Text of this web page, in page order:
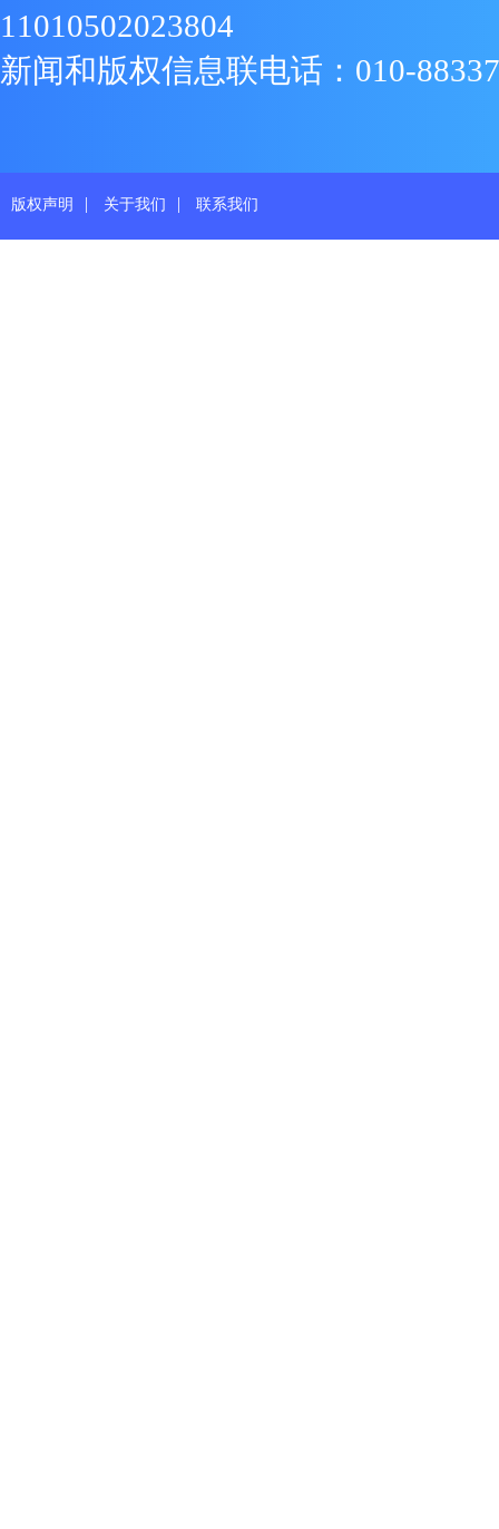
11010502023804
新闻和版权信息联电话：010-
版权声明 | 关于我们 | 联系我们